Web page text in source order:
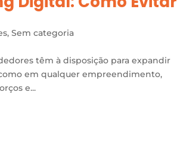
,Sem categoria
têm à disposição para expandir
em qualquer empreendimento,
e...